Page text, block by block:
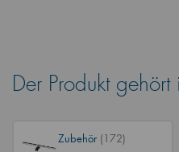
Der Produkt
Zubehör (172)